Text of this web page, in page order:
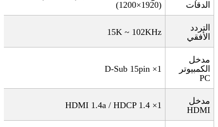
الدقات
(1920×1200
)
التردد
الأفقي
15K ~ 102KHz
مدخل
الكمبيوتر
PC
D-Sub 15pin ×1
مدخل
HDMI
HDMI 1.4a / HDCP 1.4 ×1